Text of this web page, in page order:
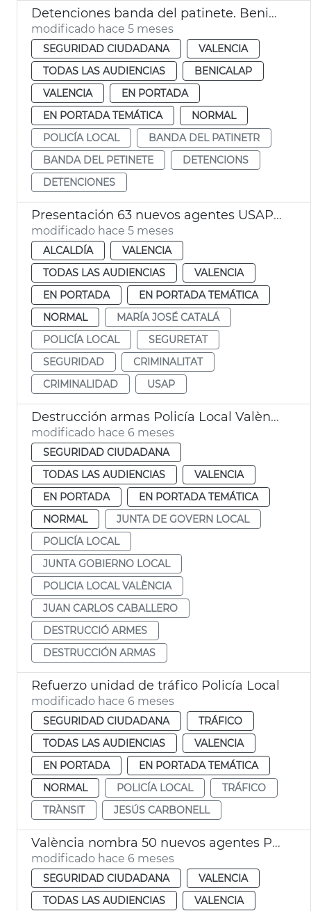
Detenciones banda del patinete. Benicalap. València
modificado hace 5 meses
SEGURIDAD CIUDADANA
VALENCIA
TODAS LAS AUDIENCIAS
BENICALAP
VALENCIA
EN PORTADA
EN PORTADA TEMÁTICA
NORMAL
POLICÍA LOCAL
BANDA DEL PATINETR
BANDA DEL PETINETE
DETENCIONS
DETENCIONES
Presentación 63 nuevos agentes USAP Policía Local València
modificado hace 5 meses
ALCALDÍA
VALENCIA
TODAS LAS AUDIENCIAS
VALENCIA
EN PORTADA
EN PORTADA TEMÁTICA
NORMAL
MARÍA JOSÉ CATALÁ
POLICÍA LOCAL
SEGURETAT
SEGURIDAD
CRIMINALITAT
CRIMINALIDAD
USAP
Destrucción armas Policía Local València
modificado hace 6 meses
SEGURIDAD CIUDADANA
TODAS LAS AUDIENCIAS
VALENCIA
EN PORTADA
EN PORTADA TEMÁTICA
NORMAL
JUNTA DE GOVERN LOCAL
POLICÍA LOCAL
JUNTA GOBIERNO LOCAL
POLICIA LOCAL VALÈNCIA
JUAN CARLOS CABALLERO
DESTRUCCIÓ ARMES
DESTRUCCIÓN ARMAS
Refuerzo unidad de tráfico Policía Local
modificado hace 6 meses
SEGURIDAD CIUDADANA
TRÁFICO
TODAS LAS AUDIENCIAS
VALENCIA
EN PORTADA
EN PORTADA TEMÁTICA
NORMAL
POLICÍA LOCAL
TRÁFICO
TRÀNSIT
JESÚS CARBONELL
València nombra 50 nuevos agentes Policía Local
modificado hace 6 meses
SEGURIDAD CIUDADANA
VALENCIA
TODAS LAS AUDIENCIAS
VALENCIA